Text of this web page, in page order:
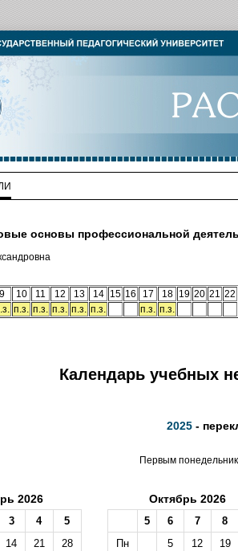
основы профессиональной
9 10 11 12 13 14 15 16 17 18 19 20 21 22
п.з. п.з. п.з. п.з. п.з. п.з. п.з.
Календарь учебных
2025 -
Первым
2026
3 4
5
14 21
28
Октябрь 2026
5 6 7
8
Пн
5 12
19